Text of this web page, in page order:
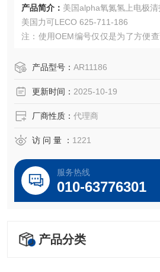
产品简介： 美国alpha氧氮氢上电极
美国力可LECO 625-711-186
注：使用OEM编号仅仅是为了方便
于所对应仪器。
产品型号： AR11186
更新时间： 2025-10-19
厂商性质： 代理商
访 问 量 ： 1221
服务热线
010-63776301
产品分类